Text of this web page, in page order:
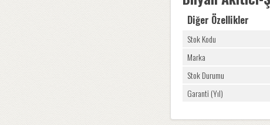
Diğer Özellikler
Stok Kodu
Marka
Stok Durumu
Garanti (Yıl)